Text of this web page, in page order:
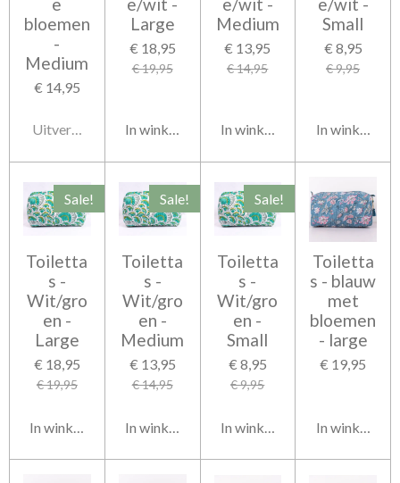
bloemen
-
Medium
€ 14,95
Uitverkocht
Large
€ 18,95
€ 19,95
In winkelwagen
Medium
€ 13,95
€ 14,95
In winkelwagen
Small
€ 8,95
€ 9,95
In
Sale!
Toiletta
s -
Wit/gro
en -
Large
€ 18,95
€ 19,95
In winkelwagen
Sale!
Toiletta
s -
Wit/gro
en -
Medium
€ 13,95
€ 14,95
In winkelwagen
Sale!
Toiletta
s -
Wit/gro
en -
Small
€ 8,95
€ 9,95
In winkelwagen
Toiletta
s - blauw
met
bloemen
- large
€ 19,95
In